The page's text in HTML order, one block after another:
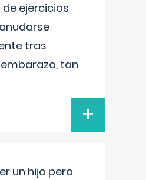
ejercicios
tras
tan
+
un hijo pero